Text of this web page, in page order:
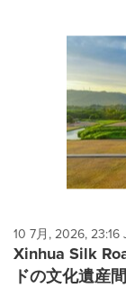
10 7月, 2026, 23:16
Xinhua Silk
ドの文化遺産